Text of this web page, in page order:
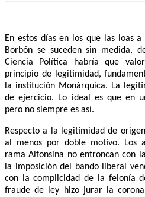
En estos días en los que las loas
Borbón se suceden sin medida,
Ciencia Política habría que
principio de legitimidad,
la institución Monárquica. La
de ejercicio. Lo ideal es que en
pero no siempre es así.
Respecto a la legitimidad de
al menos por doble motivo. Los
rama Alfonsina no entroncan con
la imposición del bando liberal
con la complicidad de la felonía
fraude de ley hizo jurar la